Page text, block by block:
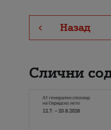
Назад
Слични